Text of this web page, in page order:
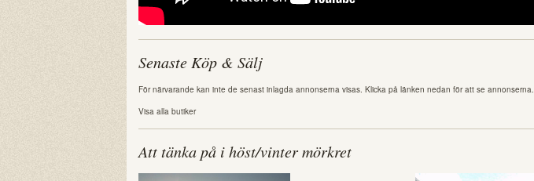
Senaste Köp & Sälj
För närvarande kan inte de senast inlagda annonserna visas. Klicka på länken nedan för att se annonserna.
Visa alla butiker
Att tänka på i höst/vinter mörkret